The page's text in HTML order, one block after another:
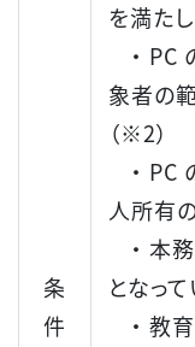
条
件
を満た
・ PC
象者の
（※2）
・ PC
人所有
・ 本
となっ
・ 教